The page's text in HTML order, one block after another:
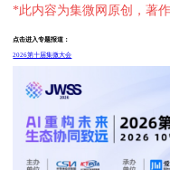
*此内容为集微网原创，著
点击进入专题报道：
2026第十届集微大会